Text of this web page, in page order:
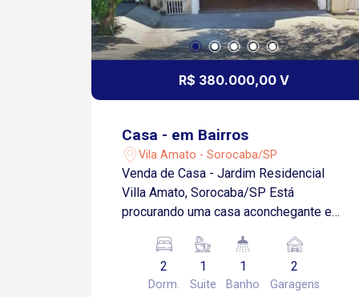
R$ 380.000,00 V
Casa - em Bairros
Vila Amato - Sorocaba/SP
Venda de Casa - Jardim Residencial
Villa Amato, Sorocaba/SP Está
procurando uma casa aconchegante e
não perca a oportunidade de conhecer
essa linda casa no bairro Jardim
Residencial Villa Amato. Com 2
2
Dorm.
1
Suite
1
Banho
2
Garagens